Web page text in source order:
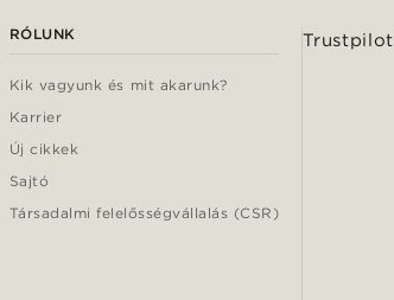
RÓLUNK
Kik vagyunk és mit akarunk?
Karrier
Új cikkek
Sajtó
Társadalmi felelősségvállalás (CSR)
Trustpilot